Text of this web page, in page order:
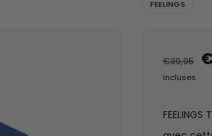
FEELINGS
€39,95
incluses